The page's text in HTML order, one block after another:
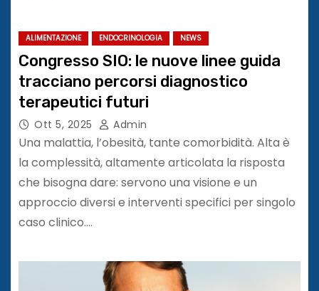
ALIMENTAZIONE ENDOCRINOLOGIA NEWS
Congresso SIO: le nuove linee guida
tracciano percorsi diagnostico
terapeutici futuri
Ott 5, 2025 Admin
Una malattia, l’obesità, tante comorbidità. Alta è
la complessità, altamente articolata la risposta
che bisogna dare: servono una visione e un
approccio diversi e interventi specifici per singolo
caso clinico.…